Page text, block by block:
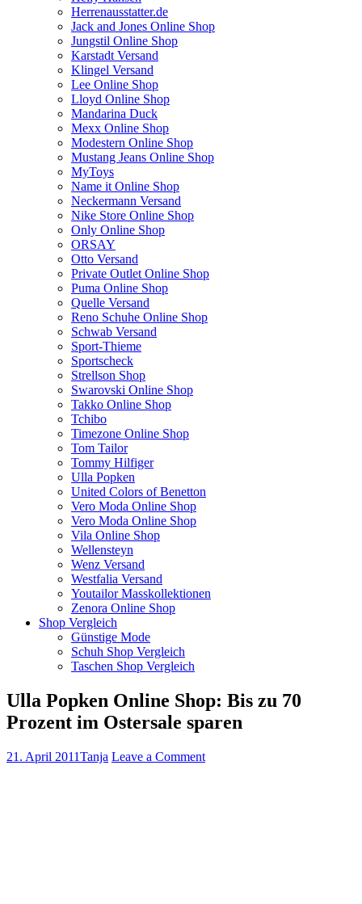
Herrenausstatter.de
Jack and Jones Online Shop
Jungstil Online Shop
Karstadt Versand
Klingel Versand
Lee Online Shop
Lloyd Online Shop
Mandarina Duck
Mexx Online Shop
Modestern Online Shop
Mustang Jeans Online Shop
MyToys
Name it Online Shop
Neckermann Versand
Nike Store Online Shop
Only Online Shop
ORSAY
Otto Versand
Private Outlet Online Shop
Puma Online Shop
Quelle Versand
Reno Schuhe Online Shop
Schwab Versand
Sport-Thieme
Sportscheck
Strellson Shop
Swarovski Online Shop
Takko Online Shop
Tchibo
Timezone Online Shop
Tom Tailor
Tommy Hilfiger
Ulla Popken
United Colors of Benetton
Vero Moda Online Shop
Vero Moda Online Shop
Vila Online Shop
Wellensteyn
Wenz Versand
Westfalia Versand
Youtailor Masskollektionen
Zenora Online Shop
Shop Vergleich
Günstige Mode
Schuh Shop Vergleich
Taschen Shop Vergleich
Ulla Popken Online Shop: Bis zu 70
Prozent im Ostersale sparen
21. April 2011Tanja Leave a Comment